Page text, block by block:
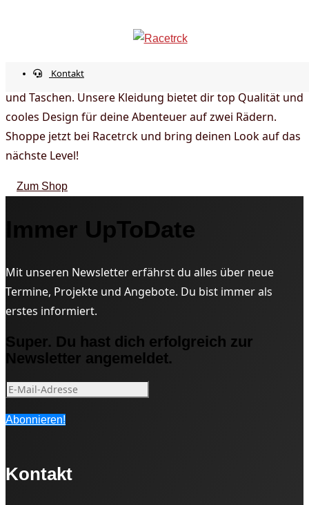
Kontakt
Racetrck Online-Shop
Motorradfahrer. Finde stylische T-Shirts, Hoodies, Caps
und Taschen. Unsere Kleidung bietet dir top Qualität und
cooles Design für deine Abenteuer auf zwei Rädern.
Shoppe jetzt bei Racetrck und bring deinen Look auf das
nächste Level!
Zum Shop
Immer UpToDate
Mit unseren Newsletter erfährst du alles über neue
Termine, Projekte und Angebote. Du bist immer als
erstes informiert.
Super. Du hast dich erfolgreich zur
Newsletter angemeldet.
Abonnieren!
Kontakt